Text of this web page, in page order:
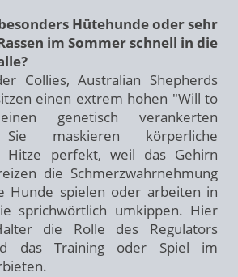
Hütehunde oder sehr
im Sommer schnell in die
Collies, Australian Shepherds
einen extrem hohen "Will to
genetisch verankerten
Sie maskieren körperliche
Hitze perfekt, weil das Gehirn
die Schmerzwahrnehmung
Hunde spielen oder arbeiten in
sprichwörtlich umkippen. Hier
die Rolle des Regulators
das Training oder Spiel im